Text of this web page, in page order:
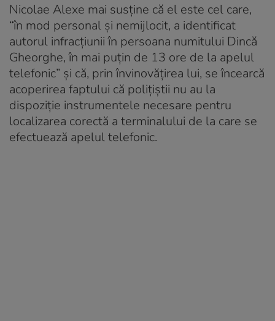
Nicolae Alexe mai susține că el este cel care,
“în mod personal și nemijlocit, a identificat
autorul infracțiunii în persoana numitului Dincă
Gheorghe, în mai puțin de 13 ore de la apelul
telefonic” şi că, prin învinovățirea lui, se încearcă
acoperirea faptului că polițiştii nu au la
dispoziție instrumentele necesare pentru
localizarea corectă a terminalului de la care se
efectuează apelul telefonic.